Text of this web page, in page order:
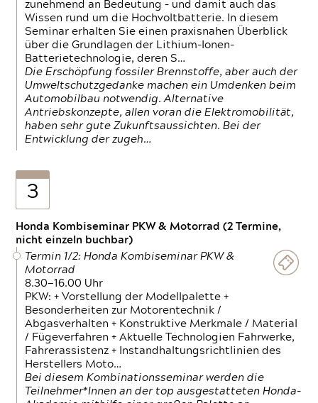
zunehmend an Bedeutung – und damit auch das
Wissen rund um die Hochvoltbatterie. In diesem
Seminar erhalten Sie einen praxisnahen Überblick
über die Grundlagen der Lithium-Ionen-
Batterietechnologie, deren S…
Die Erschöpfung fossiler Brennstoffe, aber auch der
Umweltschutzgedanke machen ein Umdenken beim
Automobilbau notwendig. Alternative
Antriebskonzepte, allen voran die Elektromobilität,
haben sehr gute Zukunftsaussichten. Bei der
Entwicklung der zugeh…
3
Honda Kombiseminar PKW & Motorrad (2 Termine,
nicht einzeln buchbar)
Termin 1/2: Honda Kombiseminar PKW &
Motorrad
8.30—16.00 Uhr
PKW: + Vorstellung der Modellpalette +
Besonderheiten zur Motorentechnik /
Abgasverhalten + Konstruktive Merkmale / Material
/ Fügeverfahren + Aktuelle Technologien Fahrwerke,
Fahrerassistenz + Instandhaltungsrichtlinien des
Herstellers Moto…
Bei diesem Kombinationsseminar werden die
Teilnehmer*Innen an der top ausgestatteten Honda-